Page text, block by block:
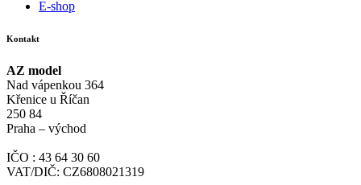
E-shop
Kontakt
AZ model
Nad vápenkou 364
Křenice u Říčan
250 84
Praha – východ
IČO : 43 64 30 60
VAT/DIČ: CZ6808021319